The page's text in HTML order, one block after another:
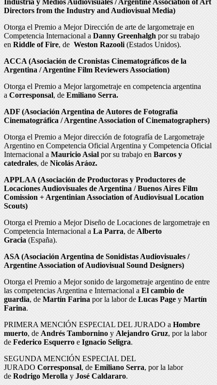
Directors from the Industry and Audiovisual Media)
Otorga el Premio a Mejor Dirección de arte de largometraje en
Competencia Internacional a Danny Greenhalgh por su trabajo
en Riddle of Fire, de Weston Razooli (Estados Unidos).
ACCA (Asociación de Cronistas Cinematográficos de la
Argentina / Argentine Film Reviewers Association)
Otorga el Premio a Mejor largometraje en competencia argentina
a Corresponsal, de Emiliano Serra.
ADF (Asociación Argentina de Autores de Fotografía
Cinematográfica / Argentine Association of Cinematographers)
Otorga el Premio a Mejor dirección de fotografía de Largometraje
Argentino en Competencia Oficial Argentina y Competencia Oficial
Internacional a Mauricio Asial por su trabajo en Barcos y
catedrales, de Nicolás Aráoz.
APPLAA (Asociación de Productoras y Productores de
Locaciones Audiovisuales de Argentina / Buenos Aires Film
Comission + Argentinian Association of Audiovisual Location
Scouts)
Otorga el Premio a Mejor Diseño de Locaciones de largometraje en
Competencia Internacional a La Parra, de Alberto
Gracia (España).
ASA (Asociación Argentina de Sonidistas Audiovisuales /
Argentine Association of Audiovisual Sound Designers)
Otorga el Premio a Mejor sonido de largometraje argentino de entre
las competencias Argentina e Internacional a El cambio de
guardia, de Martín Farina por la labor de Lucas Page y Martín
Farina.
PRIMERA MENCIÓN ESPECIAL DEL JURADO a Hombre
muerto, de Andrés Tambornino y Alejandro Gruz, por la labor
de Federico Esquerro e Ignacio Seligra.
SEGUNDA MENCIÓN ESPECIAL DEL
JURADO Corresponsal, de Emiliano Serra, por la labor
de Rodrigo Merolla y José Caldararo.